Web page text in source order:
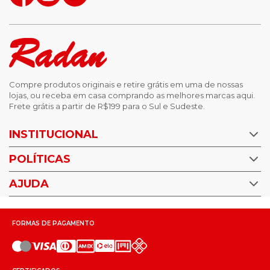
Compre produtos originais e retire grátis em uma de nossas
lojas, ou receba em casa comprando as melhores marcas aqui.
Frete grátis a partir de R$199 para o Sul e Sudeste.
INSTITUCIONAL
Nossas Lojas
Trabalhe Conosco
POLÍTICAS
Política de Privacidade
AJUDA
Perguntas Frequentes
Fale Conosco
FORMAS DE PAGAMENTO